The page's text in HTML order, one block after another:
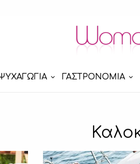
ΓΑΣΤΡΟΝΟΜΙΑ